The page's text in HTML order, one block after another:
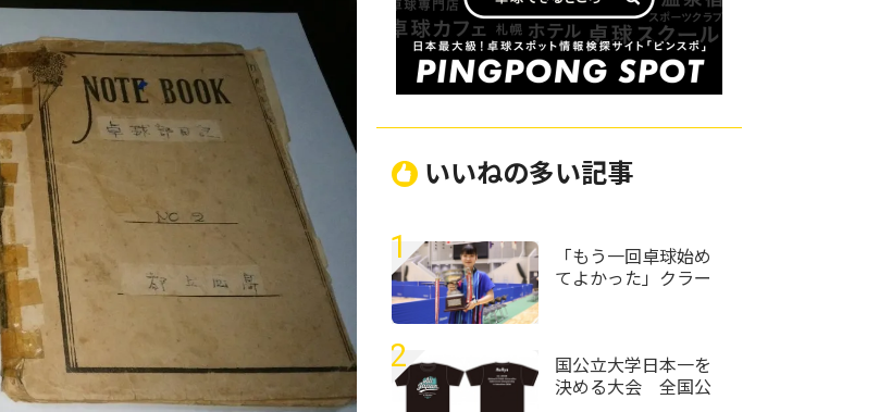
いいねの多い記事
1
「もう一回卓球始め
てよかった」クラー
校定時制通信制卓球
大会＞
2
国公立大学日本一を
決める大会 全国公